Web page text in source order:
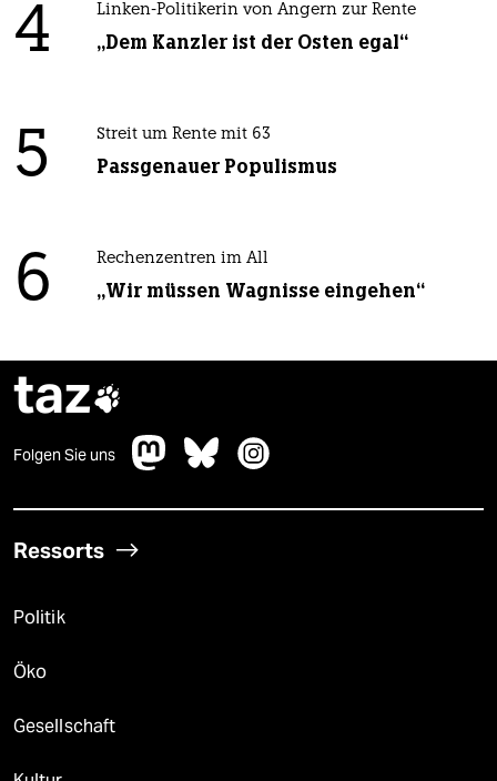
4 Linken-Politikerin von Angern zur Rente
„Dem Kanzler ist der Osten egal“
5 Streit um Rente mit 63
Passgenauer Populismus
6 Rechenzentren im All
„Wir müssen Wagnisse eingehen“
taz
Folgen Sie uns
Ressorts
Politik
Öko
Gesellschaft